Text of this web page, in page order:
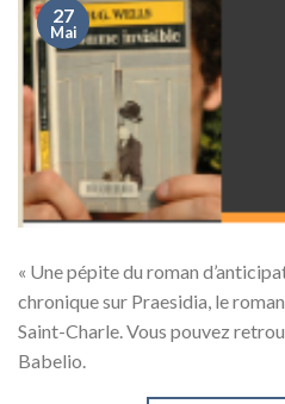
27
Mai
« Une pépite du roman
chronique sur Praesidia, le
Saint-Charle. Vous pouvez
Babelio.